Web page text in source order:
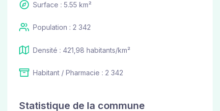
Surface : 5.55 km²
Population : 2 342
Densité : 421,98 habitants/km²
Habitant / Pharmacie : 2 342
Statistique de la commune